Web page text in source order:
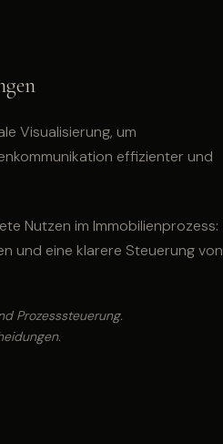
Visualisierung, um
effizienter und
Nutzen im Immobilienprozess:
und eine klarere Steuerung von
Prozesssteuerung.